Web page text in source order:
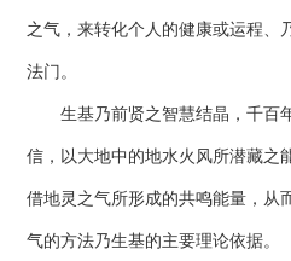
之气，来转化个人的健康或运程、
法门。
生基乃前贤之智慧结晶，千百
信，以大地中的地水火风所潜藏之
借地灵之气所形成的共鸣能量，从
气的方法乃生基的主要理论依据。